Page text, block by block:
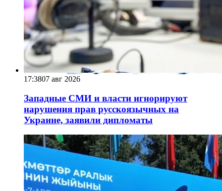
17:3807 авг 2026
Западные СМИ и власти игнорируют
нарушения прав русскоязычных на
Украине, заявили дипломаты